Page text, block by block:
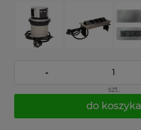
-
szt.
do koszyka